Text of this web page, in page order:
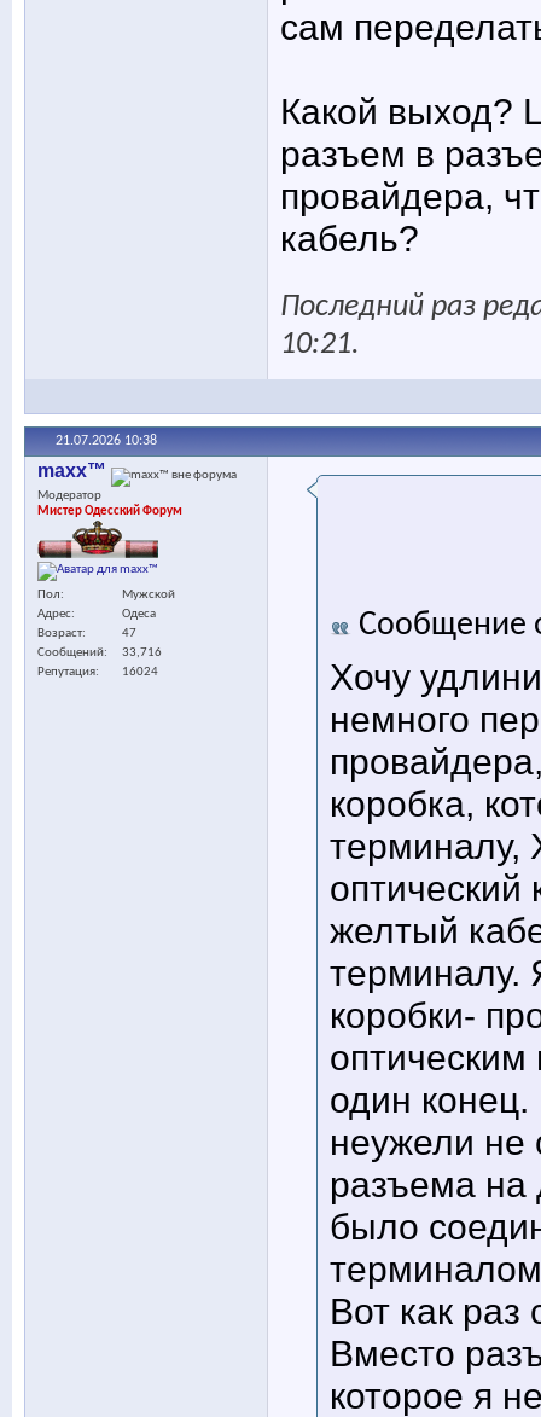
сам
Какой выход?
разъем в
провайдера,
кабель?
Последний раз
10:21.
21.07.2026 10:38
maxx™
Модератор
Мистер Одесский Форум
Пол
Мужской
Адрес
Одеса
Возраст
47
Сообщений
33,716
Репутация
16024
Сообщение
Хочу
немного
коробка,
терминалу,
оптический
желтый
терминалу.
коробки-
оптическим
один конец.
неужели не
разъема на
было
Вот как раз
Вместо
которое я